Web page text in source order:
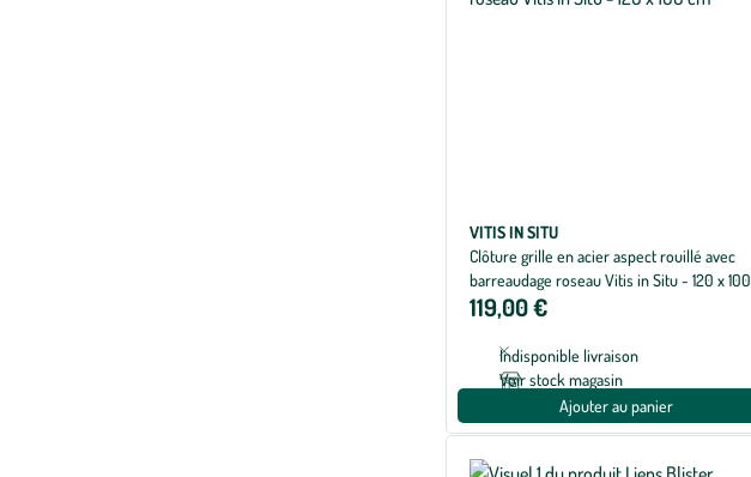
VITIS IN SITU
Clôture grille en acier aspect rouillé avec
barreaudage roseau Vitis in Situ - 120 x 100
cm
119,00 €
Indisponible livraison
Voir stock magasin
Ajouter au panier